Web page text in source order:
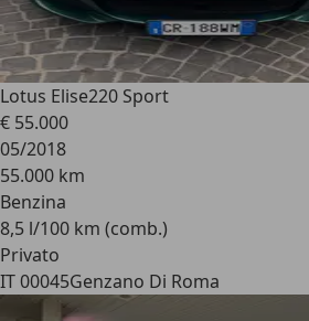
Lotus Elise220 Sport
€ 55.000
05/2018
55.000 km
Benzina
8,5 l/100 km (comb.)
Privato
IT 00045Genzano Di Roma